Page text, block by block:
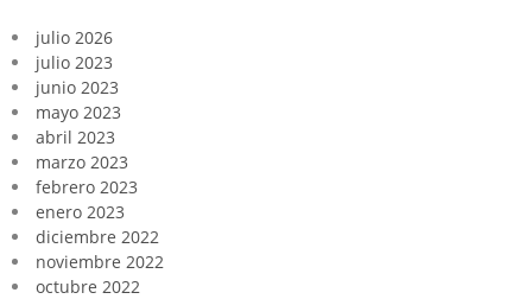
julio 2026
julio 2023
junio 2023
mayo 2023
abril 2023
marzo 2023
febrero 2023
enero 2023
diciembre 2022
noviembre 2022
octubre 2022